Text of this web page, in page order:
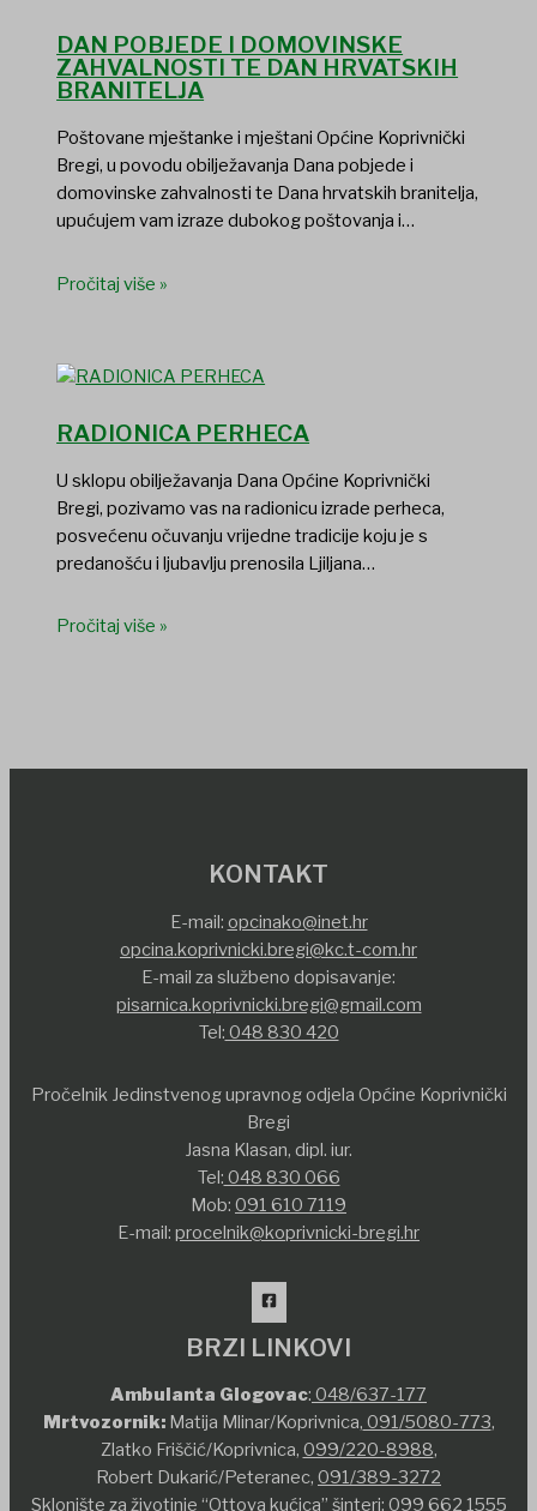
DAN POBJEDE I DOMOVINSKE
ZAHVALNOSTI TE DAN HRVATSKIH
BRANITELJA
Poštovane mještanke i mještani Općine Koprivnički
Bregi, u povodu obilježavanja Dana pobjede i
domovinske zahvalnosti te Dana hrvatskih branitelja,
upućujem vam izraze dubokog poštovanja i…
Pročitaj više »
RADIONICA PERHECA
U sklopu obilježavanja Dana Općine Koprivnički
Bregi, pozivamo vas na radionicu izrade perheca,
posvećenu očuvanju vrijedne tradicije koju je s
predanošću i ljubavlju prenosila Ljiljana…
Pročitaj više »
KONTAKT
E-mail: opcinako@inet.hr
opcina.koprivnicki.bregi@kc.t-com.hr
E-mail za službeno dopisavanje:
pisarnica.koprivnicki.bregi@gmail.com
Tel: 048 830 420
Pročelnik Jedinstvenog upravnog odjela Općine Koprivnički
Bregi
Jasna Klasan, dipl. iur.
Tel: 048 830 066
Mob: 091 610 7119
E-mail: procelnik@koprivnicki-bregi.hr
BRZI LINKOVI
Ambulanta Glogovac: 048/637-177
Mrtvozornik:Matija Mlinar/Koprivnica, 091/5080-773,
Zlatko Friščić/Koprivnica, 099/220-8988,
Robert Dukarić/Peteranec, 091/389-3272
Sklonište za životinje “Ottova kućica” šinteri: 099 662 1555